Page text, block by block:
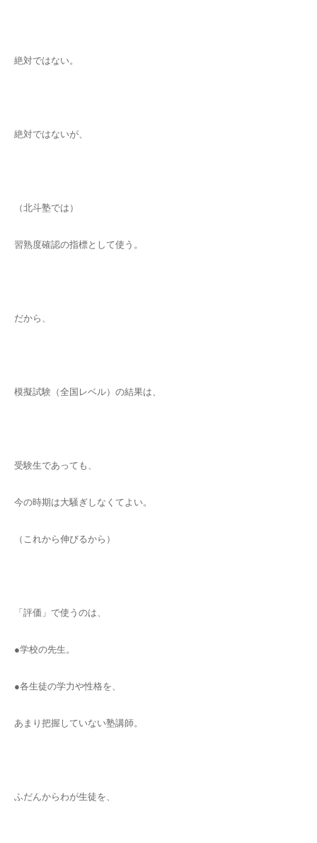
絶対ではない。
絶対ではないが、
（北斗塾では）
習熟度確認の指標として使う。
だから、
模擬試験（全国レベル）の結果は、
受験生であっても、
今の時期は大騒ぎしなくてよい。
（これから伸びるから）
「評価」で使うのは、
●学校の先生。
●各生徒の学力や性格を、
あまり把握していない塾講師。
ふだんからわが生徒を、